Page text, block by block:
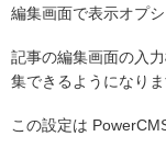
編集画面で表示オプ
記事の編集画面の入
集できるようになりま
この設定は